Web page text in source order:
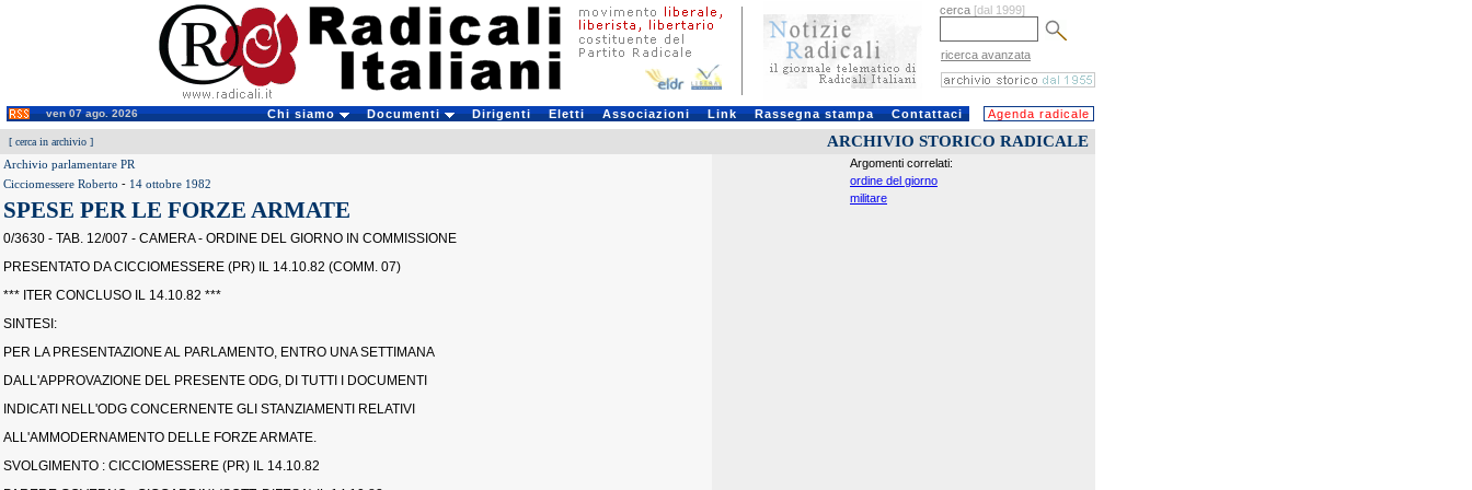
cerca [dal 1999]
ricerca avanzata
ven 07 ago. 2026 Chi siamo Documenti Dirigenti Eletti Associazioni Link Rassegna stampa Contattaci Agenda radicale
[ cerca in archivio ] ARCHIVIO STORICO RADICALE
Archivio parlamentare PR
Cicciomessere Roberto - 14 ottobre 1982
SPESE PER LE FORZE ARMATE
0/3630 - TAB. 12/007 - CAMERA - ORDINE DEL GIORNO IN COMMISSIONE
PRESENTATO DA CICCIOMESSERE (PR) IL 14.10.82 (COMM. 07)
*** ITER CONCLUSO IL 14.10.82 ***
SINTESI:
PER LA PRESENTAZIONE AL PARLAMENTO, ENTRO UNA SETTIMANA
DALL'APPROVAZIONE DEL PRESENTE ODG, DI TUTTI I DOCUMENTI
INDICATI NELL'ODG CONCERNENTE GLI STANZIAMENTI RELATIVI
ALL'AMMODERNAMENTO DELLE FORZE ARMATE.
SVOLGIMENTO : CICCIOMESSERE (PR) IL 14.10.82
Argomenti correlati:
ordine del giorno
militare